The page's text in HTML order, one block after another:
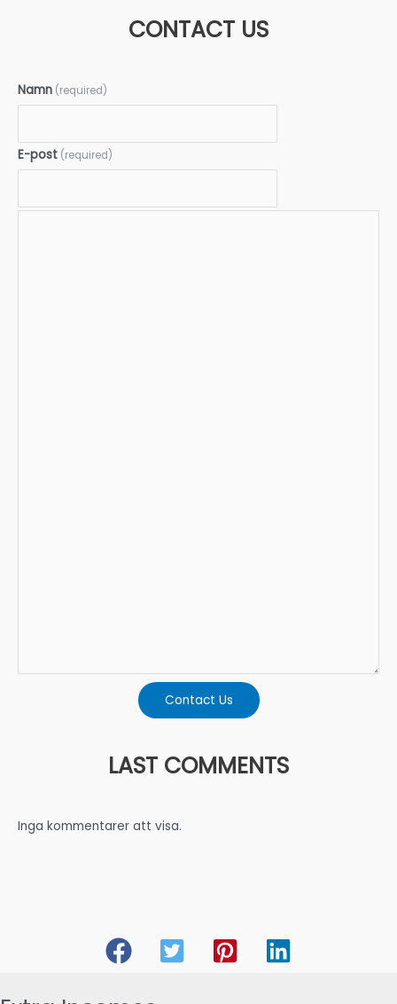
CONTACT US
Namn (required)
E-post (required)
Contact Us
LAST COMMENTS
Inga kommentarer att visa.